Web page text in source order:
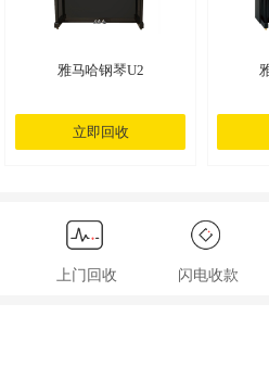
雅马哈钢琴U2
立即回收
上门回收 闪电收款